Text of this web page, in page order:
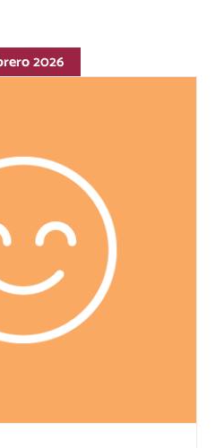
2026
probar el comedor por
las familias